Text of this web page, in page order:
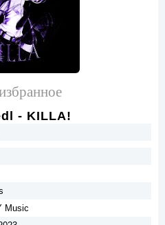
- KILLA!
Music